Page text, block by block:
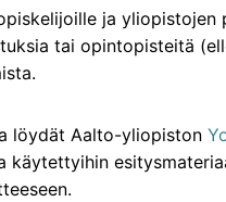
ja
tai opintopisteitä
löydät Aalto-yliopiston
käytettyihin